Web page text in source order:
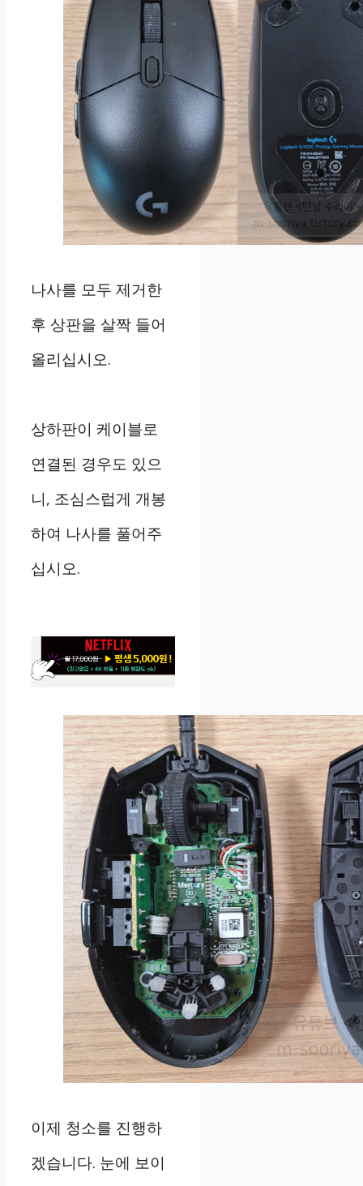
나사를 모두 제거한
후 상판을 살짝 들어
올리십시오.
상하판이 케이블로
연결된 경우도 있으
니, 조심스럽게 개봉
하여 나사를 풀어주
십시오.
이제 청소를 진행하
겠습니다. 눈에 보이